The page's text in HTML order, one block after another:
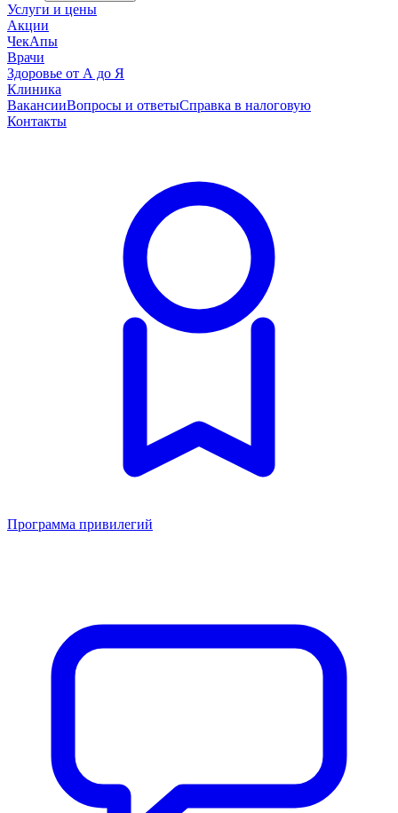
Услуги и цены
Акции
ЧекАпы
Врачи
Здоровье от А до Я
Клиника
ВакансииВопросы и ответыСправка в налоговую
Контакты
Программа привилегий